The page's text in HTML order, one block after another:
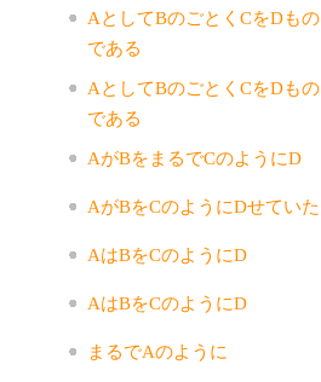
AとしてBのごとくCをDもの
である
AとしてBのごとくCをDもの
である
AがBをまるでCのようにD
AがBをCのようにDせていた
AはBをCのようにD
AはBをCのようにD
まるでAのように